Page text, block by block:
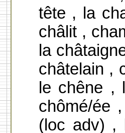
tête , la
châlit ,
la
châtelain ,
le chêne ,
chômé/ée
(loc adv) ,